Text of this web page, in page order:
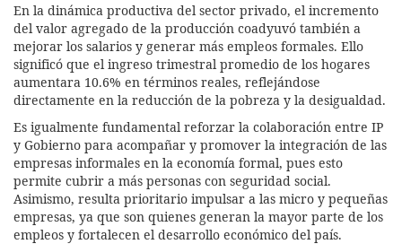
En la dinámica productiva del sector privado, el incremento
del valor agregado de la producción coadyuvó también a
mejorar los salarios y generar más empleos formales. Ello
significó que el ingreso trimestral promedio de los hogares
aumentara 10.6% en términos reales, reflejándose
directamente en la reducción de la pobreza y la desigualdad.
Es igualmente fundamental reforzar la colaboración entre IP
y Gobierno para acompañar y promover la integración de las
empresas informales en la economía formal, pues esto
permite cubrir a más personas con seguridad social.
Asimismo, resulta prioritario impulsar a las micro y pequeñas
empresas, ya que son quienes generan la mayor parte de los
empleos y fortalecen el desarrollo económico del país.